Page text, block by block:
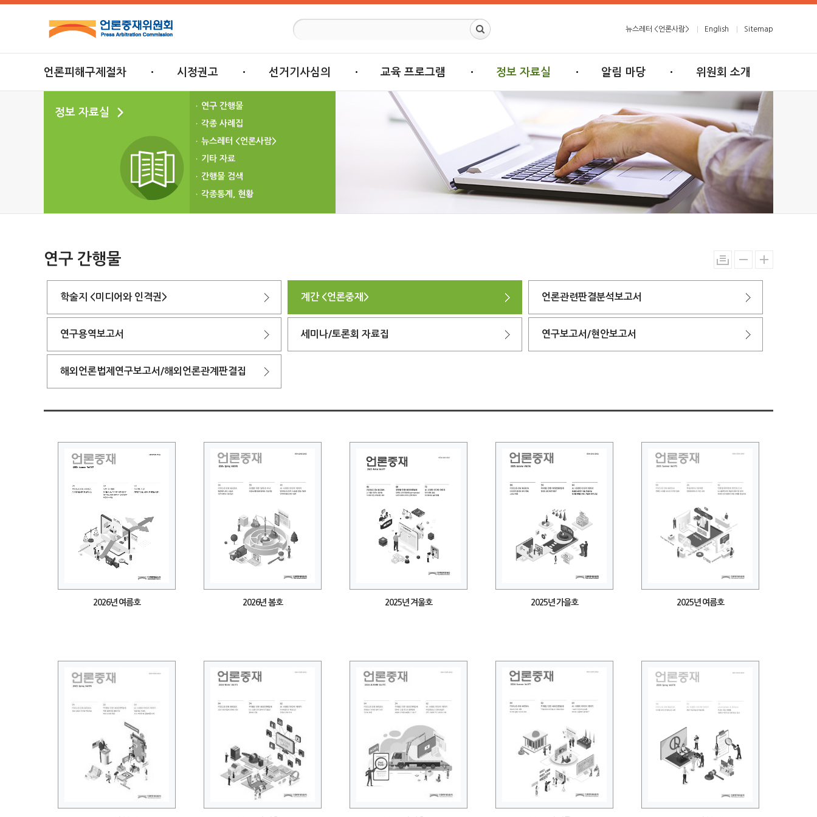
뉴스레터 <언론사람> English Sitemap
언론피해구제절차 시정권고 선거기사심의 교육 프로그램 정보 자료실 알림 마당 위원회 소개
정보 자료실
연구 간행물
각종 사례집
뉴스레터 <언론사람>
기타 자료
간행물 검색
각종통계, 현황
연구 간행물
학술지 <미디어와 인격권> 계간 <언론중재> 언론관련판결분석보고서
연구용역보고서 세미나/토론회 자료집 연구보고서/현안보고서
해외언론법제연구보고서/해외언론관계판결집
2026년 여름호 2026년 봄호 2025년 겨울호 2025년 가을호 2025년 여름호